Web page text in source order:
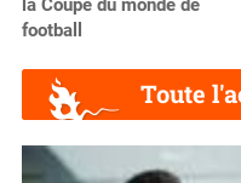
football
Toute